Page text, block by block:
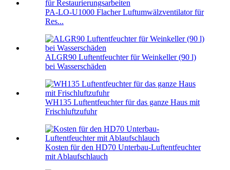
PA-LO-U1000 Flacher Luftumwälzventilator für
Res...
ALGR90 Luftentfeuchter für Weinkeller (90 l)
bei Wasserschäden
WH135 Luftentfeuchter für das ganze Haus mit
Frischluftzufuhr
Kosten für den HD70 Unterbau-Luftentfeuchter
mit Ablaufschlauch